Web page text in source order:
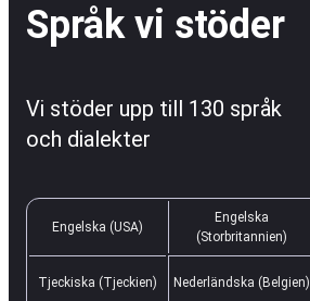
Språk vi stöder
Vi stöder upp till 130 språk
och dialekter
Engelska (USA)
Engelska
(Storbritannien)
Tjeckiska (Tjeckien) Nederländska (Belgien)